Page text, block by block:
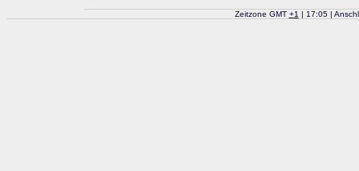
Zeitzone GMT +1 | 17:05 |